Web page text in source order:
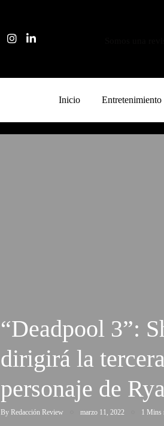
Inicio Entretenimiento
“Deadpool 3”:
dirigirá la
personaje de
By Redacción Review marzo 11, 2022 1 Mins